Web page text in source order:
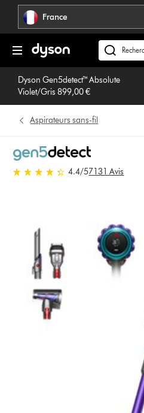
Sauter
pages
France
Rechercher
des
produits
Dyson Gen5detect™ Absolute
Violet/Gris 899,00 €
Aspirateurs sans-fil
Avis
4.4/57131 Avis